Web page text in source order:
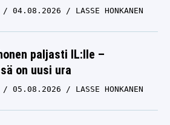
04.08.2026 LASSE HONKANEN
paljasti IL:lle –
on uusi ura
05.08.2026 LASSE HONKANEN